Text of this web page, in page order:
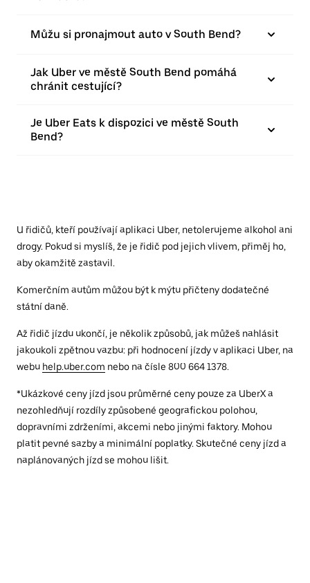
Můžu si pronajmout auto v South Bend?
Jak Uber ve městě South Bend pomáhá
chránit cestující?
Je Uber Eats k dispozici ve městě South
Bend?
U řidičů, kteří používají aplikaci Uber, netolerujeme alkohol ani
drogy. Pokud si myslíš, že je řidič pod jejich vlivem, přiměj ho,
aby okamžitě zastavil.
Komerčním autům můžou být k mýtu přičteny dodatečné
státní daně.
Až řidič jízdu ukončí, je několik způsobů, jak můžeš nahlásit
jakoukoli zpětnou vazbu: při hodnocení jízdy v aplikaci Uber, na
webu help.uber.com nebo na čísle 800 664 1378.
*Ukázkové ceny jízd jsou průměrné ceny pouze za UberX a
nezohledňují rozdíly způsobené geografickou polohou,
dopravními zdrženími, akcemi nebo jinými faktory. Mohou
platit pevné sazby a minimální poplatky. Skutečné ceny jízd a
naplánovaných jízd se mohou lišit.